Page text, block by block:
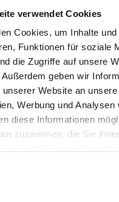
verwendet Cookies
Cookies, um Inhalte
Funktionen für soziale
die Zugriffe auf unsere
geben wir
unserer Website an
Werbung und Analysen
diese Informationen
zusammen, die Sie
große Raubfische sicher gedrillt
beim Fischen auf Dorsch,
Mehrwertsteuer zzgl.
ANGESAGTE